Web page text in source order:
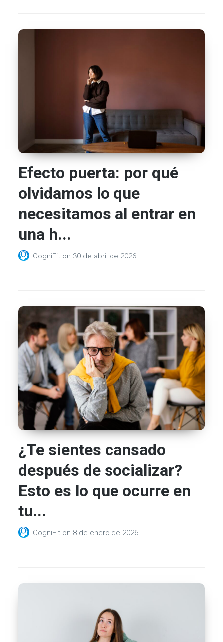
Efecto puerta: por qué
olvidamos lo que
necesitamos al entrar en
una h...
CogniFit on 30 de abril de 2026
¿Te sientes cansado
después de socializar?
Esto es lo que ocurre en
tu...
CogniFit on 8 de enero de 2026